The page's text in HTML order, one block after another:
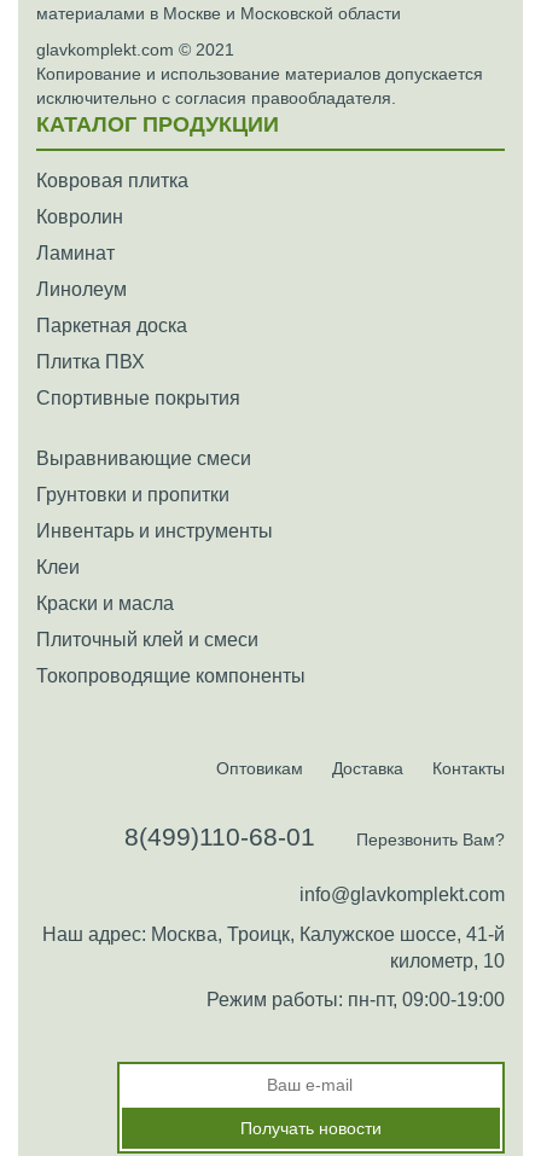
материалами в Москве и Московской области
glavkomplekt.com © 2021
Копирование и использование материалов допускается
исключительно с согласия правообладателя.
КАТАЛОГ ПРОДУКЦИИ
Ковровая плитка
Ковролин
Ламинат
Линолеум
Паркетная доска
Плитка ПВХ
Спортивные покрытия
Выравнивающие смеси
Грунтовки и пропитки
Инвентарь и инструменты
Клеи
Краски и масла
Плиточный клей и смеси
Токопроводящие компоненты
Оптовикам Доставка Контакты
8(499)110-68-01 Перезвонить Вам?
info@glavkomplekt.com
Наш адрес: Москва, Троицк, Калужское шоссе, 41-й
километр, 10
Режим работы: пн-пт, 09:00-19:00